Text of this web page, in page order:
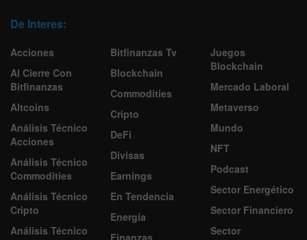
De Interes:
Acciones
Al Cierre Con
Bitfinanzas
Altcoins
Análisis Técnico
Acciones
Análisis Técnico
Commodities
Análisis Técnico
Cripto
Análisis Técnico
Bitfinanzas Tv
Blockchain
Commodities
Cripto
DeFi
Divisas
Earnings
En Tendencia
Energía
Finanzas
Juegos
Blockchain
Mercado Laboral
Metaverso
Mundo
NFT
Podcast
Sector Energético
Sector Financiero
Sector